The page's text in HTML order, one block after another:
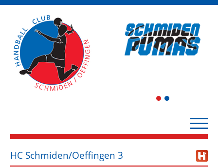
1 2
HC Schmiden/Oeffingen 3